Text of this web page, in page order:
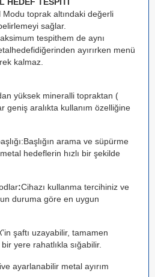
toprak altındaki değerli
sağlar.
tespithem de aynı
hedefidiğerinden ayırırken menü
kalmaz.
yüksek mineralli topraktan (
geniş aralıkta kullanım özelliğine
Başlığın arama ve süpürme
hedeflerin hızlı bir şekilde
:Cihazı kullanma tercihiniz ve
duruma göre en uygun
’in şaftı uzayabilir, tamamen
yere rahatlıkla sığabilir.
ve ayarlanabilir metal ayırım